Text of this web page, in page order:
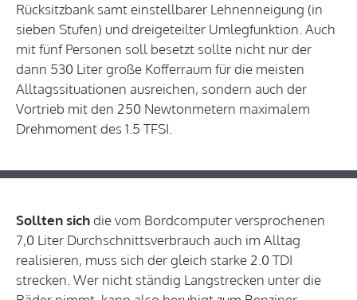
Rücksitzbank samt einstellbarer Lehnenneigung (in
sieben Stufen) und dreigeteilter Umlegfunktion. Auch
mit fünf Personen soll besetzt sollte nicht nur der
dann 530 Liter große Kofferraum für die meisten
Alltagssituationen ausreichen, sondern auch der
Vortrieb mit den 250 Newtonmetern maximalem
Drehmoment des 1.5 TFSI.
Sollten sichdie vom Bordcomputer versprochenen
7,0 Liter Durchschnittsverbrauch auch im Alltag
realisieren, muss sich der gleich starke 2.0 TDI
strecken. Wer nicht ständig Langstrecken unter die